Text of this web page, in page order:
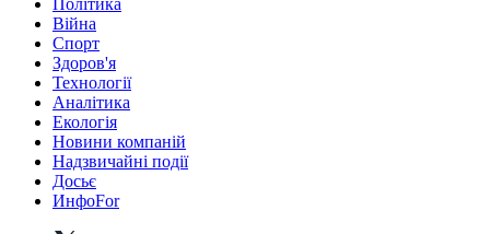
Війна
Спорт
Здоров'я
Технології
Аналітика
Екологія
Новини компаній
Надзвичайні події
Досьє
ИнфоFor